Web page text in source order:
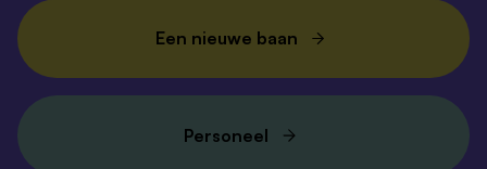
Een nieuwe baan
Personeel